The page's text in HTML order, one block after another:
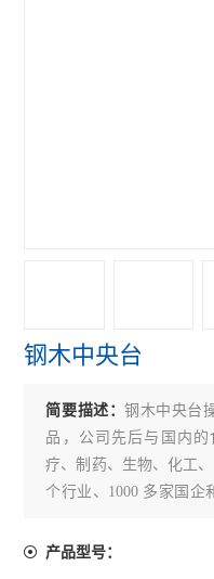
钢木中央台
简要描述：钢木中央台
品，公司先后与国内
疗、制药、生物、化工
个行业、1000 多家国企
区
产品型号：